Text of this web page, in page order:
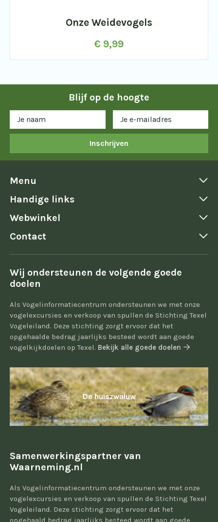
Onze Weidevogels
€ 9,99
Blijf op de hoogte
Inschrijven
Menu
Handige links
Webwinkel
Contact
Wij ondersteunen de volgende goede
doelen
Als Vogelinformatiecentrum ondersteunen we met onze
vogelexcursies en verkoop van spullen de Stichting Texel
Vogeleiland. Deze stichting zorgt ervoor dat het
opgehaalde bedrag jaarlijks besteed wordt aan goede
vogelkijkdoelen op Texel. Bekijk alle goede doelen
De huiszwaluw
Samenwerkingspartner van
Waarneming.nl
Als Vogelinformatiecentrum ondersteunen we met onze
vogelexcursies en verkoop van spullen de Stichting Texel
Vogeleiland. Deze stichting zorgt ervoor dat het
opgehaald bedrag jaarlijks besteed wordt aan goede